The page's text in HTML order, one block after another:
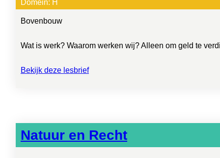
Domein: H
Bovenbouw
Wat is werk? Waarom werken wij? Alleen om geld te
Bekijk deze lesbrief
Natuur en Recht